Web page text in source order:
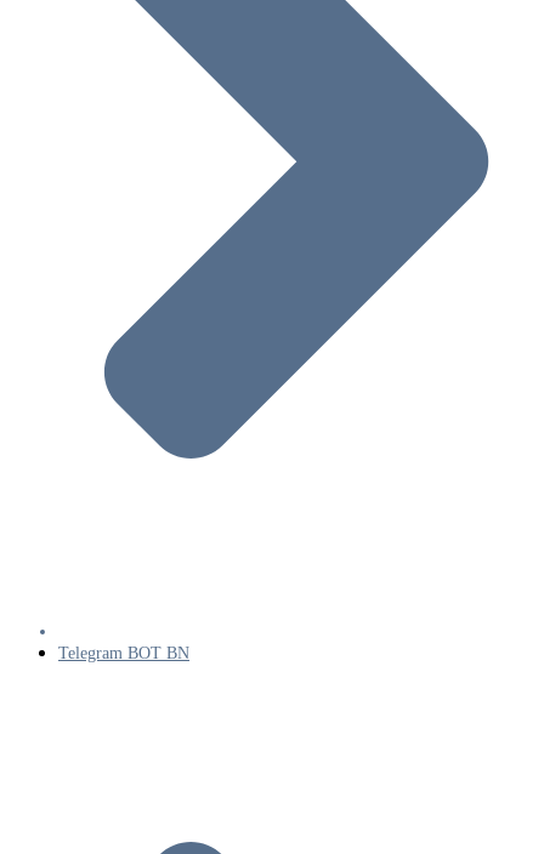
Telegram BOT BN